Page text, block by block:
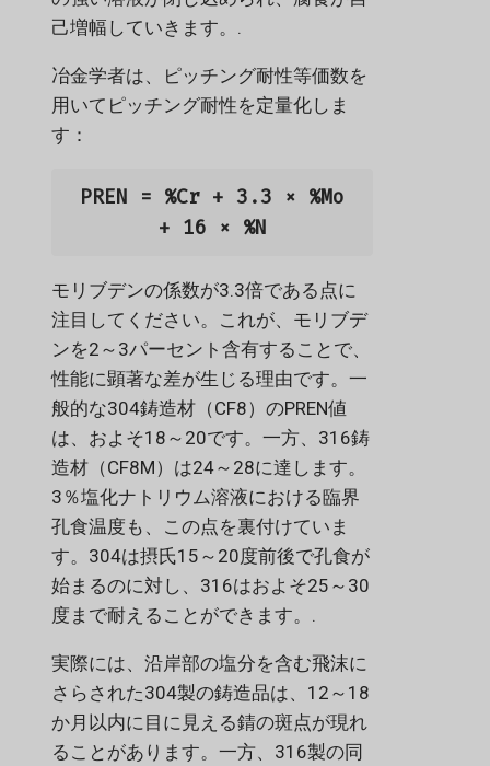
己増幅していきます。.
冶金学者は、ピッチング耐性等価数を
用いてピッチング耐性を定量化しま
す：
PREN = %Cr + 3.3 × %Mo
+ 16 × %N
モリブデンの係数が3.3倍である点に
注目してください。これが、モリブデ
ンを2～3パーセント含有することで、
性能に顕著な差が生じる理由です。一
般的な304鋳造材（CF8）のPREN値
は、およそ18～20です。一方、316鋳
造材（CF8M）は24～28に達します。
3％塩化ナトリウム溶液における臨界
孔食温度も、この点を裏付けていま
す。304は摂氏15～20度前後で孔食が
始まるのに対し、316はおよそ25～30
度まで耐えることができます。.
実際には、沿岸部の塩分を含む飛沫に
さらされた304製の鋳造品は、12～18
か月以内に目に見える錆の斑点が現れ
ることがあります。一方、316製の同